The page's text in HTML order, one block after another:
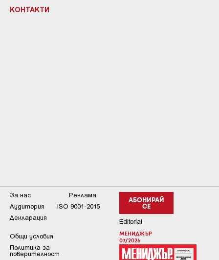
КОНТАКТИ
АБОНИРАЙ
СЕ
Editorial
МЕНИДЖЪР
07/2026
За нас
Реклама
Аудитория
ISO 9001-2015
Декларация
Общи условия
Пoлитикa зa
пoвepитeлнocт